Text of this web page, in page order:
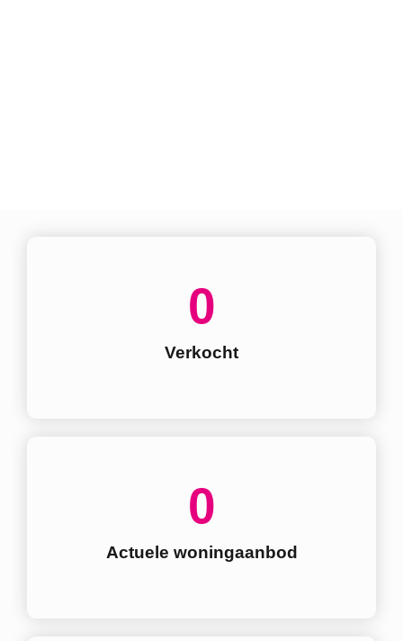
Verkocht
0
Actuele woningaanbod
0